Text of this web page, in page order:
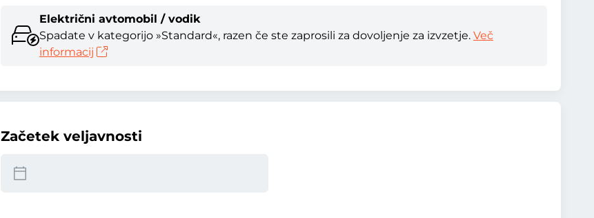
Električni avtomobil / vodik
Spadate v kategorijo »Standard«, razen če ste zaprosili za dovoljenje za izvzetje. Več
informacij
Začetek veljavnosti